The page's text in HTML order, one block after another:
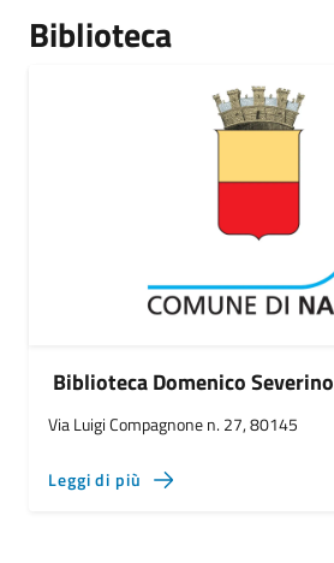
Biblioteca
Biblioteca Domenico Severino
Via Luigi Compagnone n. 27, 80145
Leggi di più